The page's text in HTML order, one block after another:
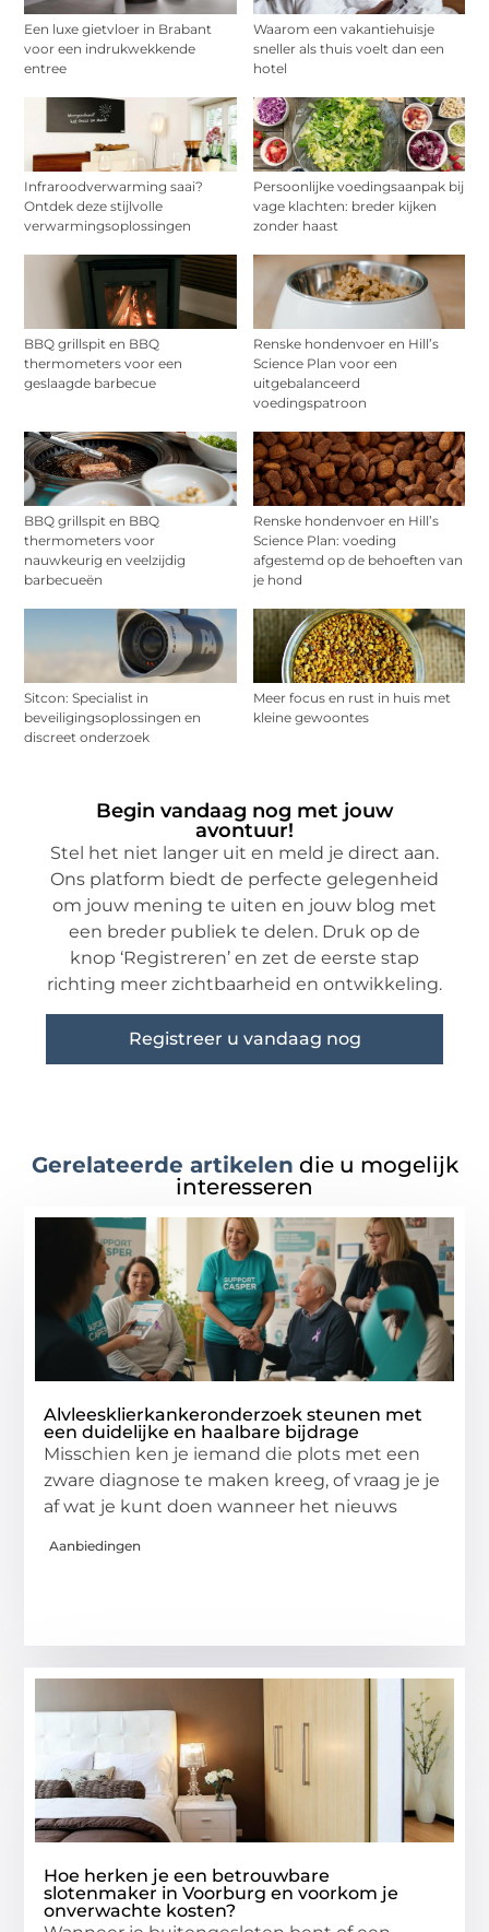
Een luxe gietvloer in Brabant
voor een indrukwekkende
entree
Waarom een vakantiehuisje
sneller als thuis voelt dan een
hotel
Infraroodverwarming saai?
Ontdek deze stijlvolle
verwarmingsoplossingen
Persoonlijke voedingsaanpak bij
vage klachten: breder kijken
zonder haast
BBQ grillspit en BBQ
thermometers voor een
geslaagde barbecue
Renske hondenvoer en Hill’s
Science Plan voor een
uitgebalanceerd
voedingspatroon
BBQ grillspit en BBQ
thermometers voor
nauwkeurig en veelzijdig
barbecueën
Renske hondenvoer en Hill’s
Science Plan: voeding
afgestemd op de behoeften van
je hond
Sitcon: Specialist in
beveiligingsoplossingen en
discreet onderzoek
Meer focus en rust in huis met
kleine gewoontes
Begin vandaag nog met jouw
avontuur!
Stel het niet langer uit en meld je direct aan.
Ons platform biedt de perfecte gelegenheid
om jouw mening te uiten en jouw blog met
een breder publiek te delen. Druk op de
knop ‘Registreren’ en zet de eerste stap
richting meer zichtbaarheid en ontwikkeling.
Registreer u vandaag nog
Gerelateerde artikelen die u mogelijk
interesseren
Alvleesklierkankeronderzoek steunen met
een duidelijke en haalbare bijdrage
Misschien ken je iemand die plots met een
zware diagnose te maken kreeg, of vraag je je
af wat je kunt doen wanneer het nieuws
Aanbiedingen
Hoe herken je een betrouwbare
slotenmaker in Voorburg en voorkom je
onverwachte kosten?